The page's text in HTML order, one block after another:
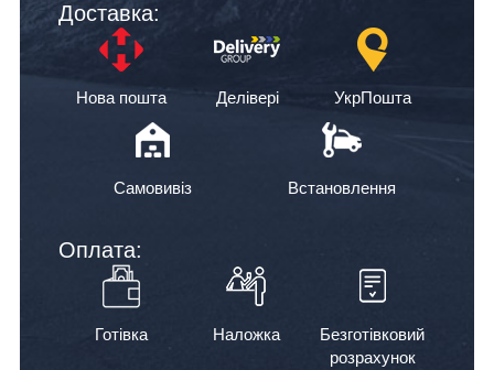
Доставка:
Нова пошта Делівері УкрПошта
Самовивіз Встановлення
Оплата:
Готівка Наложка
Безготівковий
розрахунок